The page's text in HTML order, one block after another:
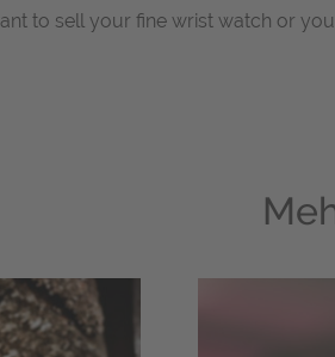
to sell your fine wrist watch or